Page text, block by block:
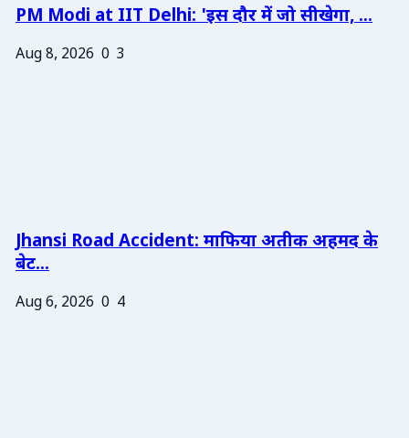
PM Modi at IIT Delhi: 'इस दौर में जो सीखेगा, ...
Aug 8, 2026 0 3
Jhansi Road Accident: माफिया अतीक अहमद के
बेट...
Aug 6, 2026 0 4